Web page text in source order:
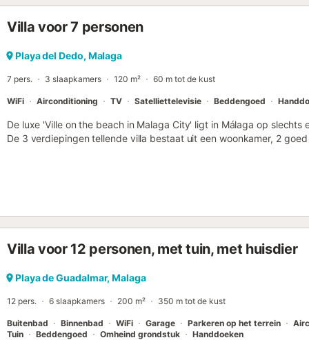
Villa voor 7 personen
Playa del Dedo, Malaga
7 pers. 3 slaapkamers 120 m² 60 m tot de kust
WiFi Airconditioning TV Satelliettelevisie Beddengoed
De luxe 'Ville on the beach in Malaga City' ligt in Málaga op slechts
De 3 verdiepingen tellende villa bestaat uit een woonkamer, 2
voorzieningen zijn Wi-Fi (geschikt voor videogesprekken),
beschikbaar op aanvraag. Uw privé-buitenruimte bestaat uit een
kunt ontspannen en genieten van het uitzicht. Loop-/rijafstand
auto naar het strand: 25m Playa Virginia. Afstand te voet/met de
gelegen aan een voetgangersstraat). Huisdieren en feestjes zijn
uitgeschakeld tijdens het verblijf van de gasten. Gasten kunnen
camera's ...
Villa voor 12 personen, met tuin, met huisdier
Playa de Guadalmar, Malaga
12 pers. 6 slaapkamers 200 m² 350 m tot de kust
Buitenbad Binnenbad WiFi Garage Parkeren op het terrein
Tuin
Beddengoed Omheind grondstuk Handdoeken